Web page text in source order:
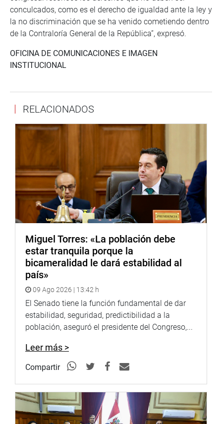
conculcados, como es el derecho de igualdad ante la ley y
la no discriminación que se ha venido cometiendo dentro
de la Contraloría General de la República”, expresó.
OFICINA DE COMUNICACIONES E IMAGEN
INSTITUCIONAL
RELACIONADOS
Miguel Torres: «La población debe
estar tranquila porque la
bicameralidad le dará estabilidad al
país»
09 Ago 2026 | 13:42 h
El Senado tiene la función fundamental de dar
estabilidad, seguridad, predictibilidad a la
población, aseguró el presidente del Congreso,...
Leer más >
Compartir